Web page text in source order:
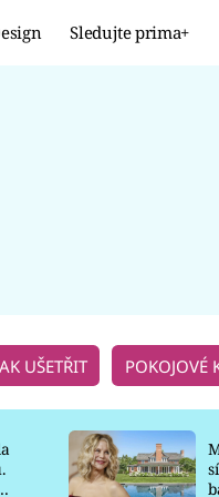
Sledujte prima+
UŠETŘIT POKOJOVÉ